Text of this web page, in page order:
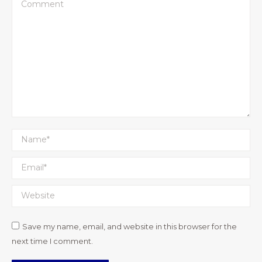
Name *
Email *
Website
Save my name, email, and website in this browser for the
next time I comment.